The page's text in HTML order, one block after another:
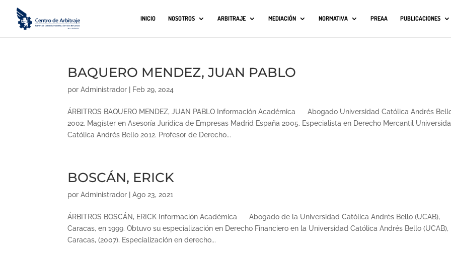
INICIO NOSOTROS ARBITRAJE MEDIACIÓN NORMATIVA PREAA PUBLICACIONES
BAQUERO MENDEZ, JUAN PABLO
porAdministrador Feb 29, 2024
ÁRBITROS BAQUERO MENDEZ, JUAN PABLO Información Académica Abogado Universidad Católica Andrés
2002. Magíster en Asesoría Jurídica de Empresas Madrid España 2005. Especialista en Derecho Mercantil
Católica Andrés Bello 2012. Profesor de Derecho...
BOSCÁN, ERICK
porAdministrador |Ago 23, 2021
ÁRBITROS BOSCÁN, ERICK Información Académica Abogado de la Universidad Católica Andrés Bello (UCAB),
Caracas, en 1999. Obtuvo su especialización en Derecho Financiero en la Universidad Católica Andrés Bello (UCAB),
Caracas, (2007), Especialización en derecho...